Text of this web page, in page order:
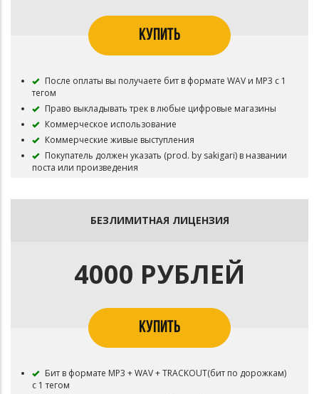
КУПИТЬ
После оплаты вы получаете бит в формате WAV и MP3 с 1
тегом
Право выкладывать трек в любые цифровые магазины
Коммерческое использование
Коммерческие живые выступления
Покупатель должен указать (prod. by sakigari) в названии
поста или произведения
БЕЗЛИМИТНАЯ ЛИЦЕНЗИЯ
4000 РУБЛЕЙ
КУПИТЬ
Бит в формате MP3 + WAV + TRACKOUT(бит по дорожкам)
с 1 тегом